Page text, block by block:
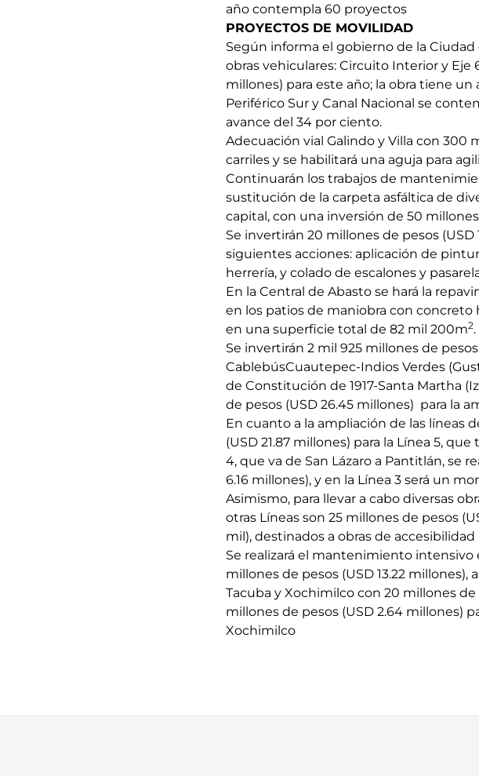
año contempla 60 proyectos
PROYECTOS DE MOVILIDAD
Según informa el gobierno de la
obras vehiculares: Circuito Interior y Eje
millones) para este año; la obra tiene un
Periférico Sur y Canal Nacional se
avance del 34 por ciento.
Adecuación vial Galindo y Villa con 300
carriles y se habilitará una aguja para
Continuarán los trabajos de
sustitución de la carpeta asfáltica de
capital, con una inversión de 50
Se invertirán 20 millones de pesos
siguientes acciones: aplicación de
herrería, y colado de escalones y
En la Central de Abasto se hará la
en los patios de maniobra con concreto
en una superficie total de 82 mil 200m2.
Se invertirán 2 mil 925 millones de
CablebúsCuautepec-Indios Verdes
de Constitución de 1917-Santa Martha
de pesos (USD 26.45 millones) para la
En cuanto a la ampliación de las líneas
(USD 21.87 millones) para la Línea 5,
4, que va de San Lázaro a Pantitlán, se
6.16 millones), y en la Línea 3 será un
Asimismo, para llevar a cabo diversas
otras Líneas son 25 millones de pesos
mil), destinados a obras de
Se realizará el mantenimiento
millones de pesos (USD 13.22
Tacuba y Xochimilco con 20 millones
millones de pesos (USD 2.64 millones)
Xochimilco